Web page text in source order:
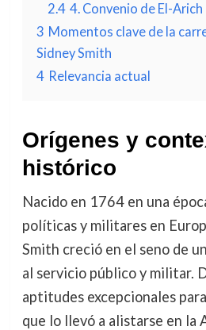
2.4 4. Convenio de El-
3 Momentos clave de la
Sidney Smith
4 Relevancia actual
Orígenes y
histórico
Nacido en 1764 en una
políticas y militares en
Smith creció en el seno de
al servicio público y militar.
aptitudes excepcionales
que lo llevó a alistarse en la